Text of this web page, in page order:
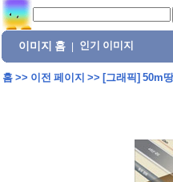
이미지 홈 인기 이미지
홈>> 이전 페이지 >> [그래픽] 50m